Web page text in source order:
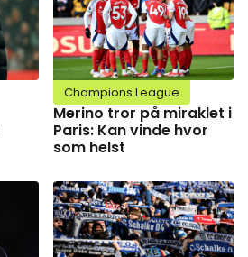
Champions League
Merino tror på miraklet i
Paris: Kan vinde hvor
som helst